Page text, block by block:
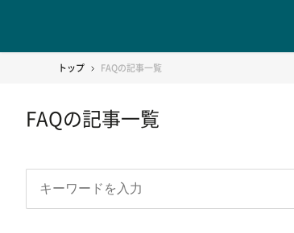
トップ FAQの記事一覧
FAQの記事一覧